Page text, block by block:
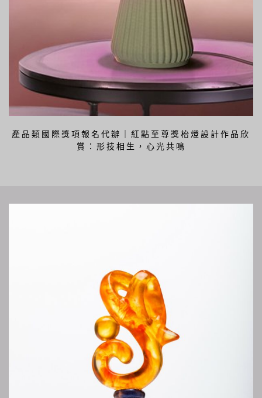
產品類國際獎項報名代辦｜紅點至尊獎枱燈設計作品欣
賞：形技相生，心光共鳴